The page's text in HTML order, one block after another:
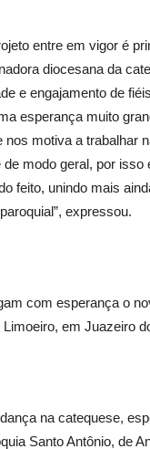
entre em vigor é
diocesana da
e engajamento de
esperança muito
nos motiva a trabalhar
modo geral, por
feito, unindo mais
expressou.
com esperança o
em Juazeiro
na catequese,
Santo Antônio, de